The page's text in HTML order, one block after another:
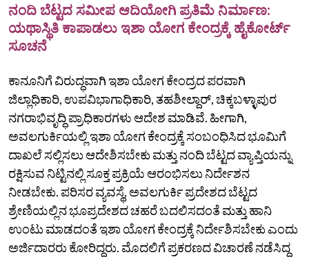
ನಂದಿ ಬೆಟ್ಟದ ಸಮೀಪ ಆದಿಯೋಗಿ ಪ್ರತಿಮೆ ನಿರ್ಮಾಣ:
ಯಥಾಸ್ಥಿತಿ ಕಾಪಾಡಲು ಇಶಾ ಯೋಗ ಕೇಂದ್ರಕ್ಕೆ ಹೈಕೋರ್ಟ್‌
ಸೂಚನೆ
ಕಾನೂನಿಗೆ ವಿರುದ್ಧವಾಗಿ ಇಶಾ ಯೋಗ ಕೇಂದ್ರದ ಪರವಾಗಿ
ಜಿಲ್ಲಾಧಿಕಾರಿ, ಉಪವಿಭಾಗಾಧಿಕಾರಿ, ತಹಶೀಲ್ದಾರ್‌, ಚಿಕ್ಕಬಳ್ಳಾಪುರ
ನಗರಾಭಿವೃದ್ಧಿ ಪ್ರಾಧಿಕಾರಗಳು ಆದೇಶ ಮಾಡಿವೆ. ಹೀಗಾಗಿ,
ಅವಲಗುರ್ಕಿಯಲ್ಲಿ ಇಶಾ ಯೋಗ ಕೇಂದ್ರಕ್ಕೆ ಸಂಬಂಧಿಸಿದ ಭೂಮಿಗೆ
ದಾಖಲೆ ಸಲ್ಲಿಸಲು ಆದೇಶಿಸಬೇಕು ಮತ್ತು ನಂದಿ ಬೆಟ್ಟದ ವ್ಯಾಪ್ತಿಯನ್ನು
ರಕ್ಷಿಸುವ ನಿಟ್ಟಿನಲ್ಲಿ ಸೂಕ್ತ ಪ್ರಕ್ರಿಯೆ ಆರಂಭಿಸಲು ನಿರ್ದೇಶನ
ನೀಡಬೇಕು. ಪರಿಸರ ವ್ಯವಸ್ಥೆ, ಅವಲಗುರ್ಕಿ ಪ್ರದೇಶದ ಬೆಟ್ಟದ
ಶ್ರೇಣಿಯಲ್ಲಿನ ಭೂಪ್ರದೇಶದ ಚಹರೆ ಬದಲಿಸದಂತೆ ಮತ್ತು ಹಾನಿ
ಉಂಟು ಮಾಡದಂತೆ ಇಶಾ ಯೋಗ ಕೇಂದ್ರಕ್ಕೆ ನಿರ್ದೇಶಿಸಬೇಕು ಎಂದು
ಅರ್ಜಿದಾರರು ಕೋರಿದ್ದರು. ಮೊದಲಿಗೆ ಪ್ರಕರಣದ ವಿಚಾರಣೆ ನಡೆಸಿದ್ದ